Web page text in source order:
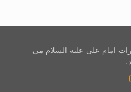
امام علی علیه السلام می